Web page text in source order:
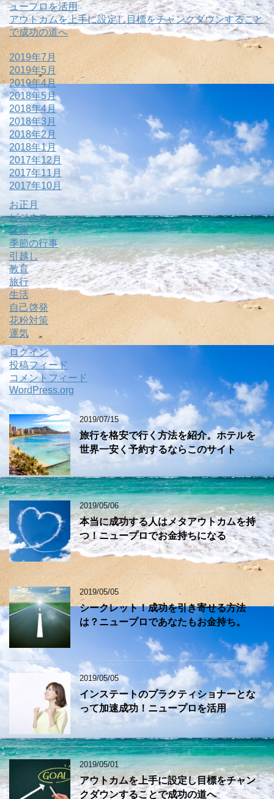
ュープロを活用
アウトカムを上手に設定し目標をチャンクダウンすること
で成功の道へ
2019年7月
2019年5月
2019年4月
2018年5月
2018年4月
2018年3月
2018年2月
2018年1月
2017年12月
2017年11月
2017年10月
お正月
ビジネス
健康
季節の行事
引越し
教育
旅行
生活
自己啓発
花粉対策
運気
ログイン
投稿フィード
コメントフィード
WordPress.org
2019/07/15
旅行を格安で行く方法を紹介。ホテルを
世界一安く予約するならこのサイト
2019/05/06
本当に成功する人はメタアウトカムを持
つ！ニュープロでお金持ちになる
2019/05/05
シークレット！成功を引き寄せる方法
は？ニュープロであなたもお金持ち。
2019/05/05
インステートのプラクティショナーとな
って加速成功！ニュープロを活用
2019/05/01
アウトカムを上手に設定し目標をチャン
クダウンすることで成功の道へ